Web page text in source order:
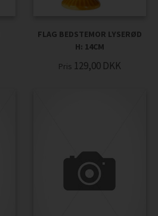
FLAG BEDSTEMOR LYSERØD
H: 14CM
Pris 129,00 DKK